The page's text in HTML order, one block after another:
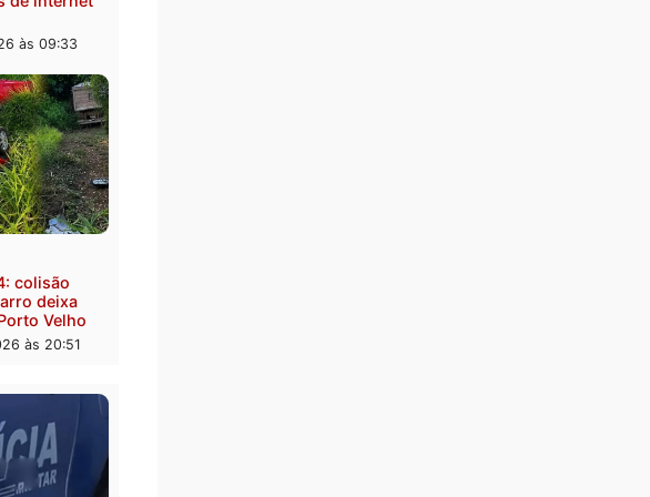
deflagra operação
criminosa que
07/08/2026 às 09:33